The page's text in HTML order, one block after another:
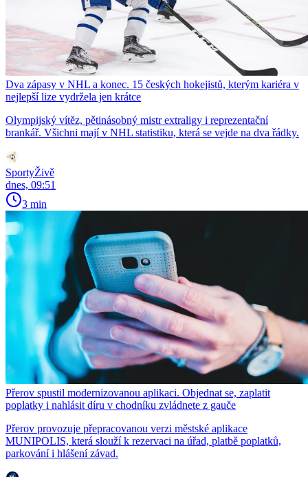
Dva zápasy v NHL a konec. 15 českých hokejistů, kterým kariéra v
nejlepší lize vydržela jen krátce
Olympijský vítěz, pětinásobný mistr extraligy i reprezentační
brankář. Všichni mají v NHL statistiku, která se vejde na dva řádky.
SportyŽivě
dnes, 09:51
3 min
Přerov spustil modernizovanou aplikaci. Objednat se, zaplatit
poplatky i nahlásit díru v chodníku zvládnete z gauče
Přerov provozuje přepracovanou verzi městské aplikace
MUNIPOLIS, která slouží k rezervaci na úřad, platbě poplatků,
parkování i hlášení závad.